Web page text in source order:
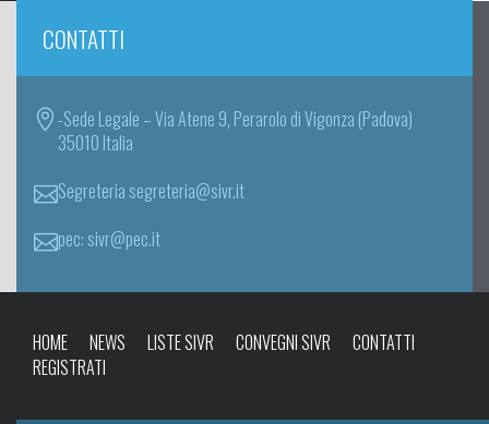
CONTATTI
-Sede Legale – Via Atene 9, Perarolo di Vigonza (Padova)
35010 Italia
Segreteria segreteria@sivr.it
pec: sivr@pec.it
HOME NEWS LISTE SIVR CONVEGNI SIVR
CONTATTI
REGISTRATI